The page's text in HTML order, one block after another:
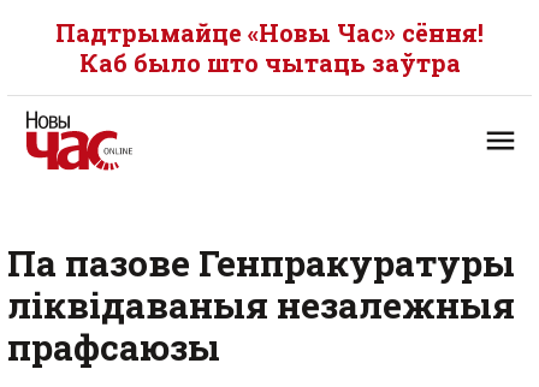
Падтрымайце «Новы Час» сёння!
Каб было што чытаць заўтра
Па пазове Генпракуратуры
ліквідаваныя незалежныя
прафсаюзы